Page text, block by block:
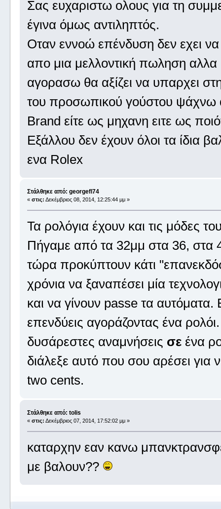
Σας ευχαριστω ολους για τη
έγινα όμως αντιληπτός.
Οταν εννοώ επένδυση δεν εχει
απο μια μελλοντική πωληση
αγορασω θα αξίζει να υπαρχει
του προσωπικού γούστου ψάχνω
Brand είτε ως μηχανη ειτε ως
Εξάλλου δεν έχουν όλοι τα ίδια
ενα Rolex
Στάλθηκε από: georgefl74
« στις: Δεκέμβριος 08, 2014, 12:25:44 μμ »
Τα ρολόγια έχουν και τις μόδες
Πήγαμε από τα 32μμ στα 36, στα
τώρα προκύπτουν κάτι
χρόνια να ξαναπέσει μία
και να γίνουν passe τα αυτόματα.
επενδύεις αγοράζοντας ένα
δυσάρεστες αναμνήσεις σεένα
διάλεξε αυτό που σου αρέσει για
two cents.
Στάλθηκε από: tolis
« στις: Δεκέμβριος 07, 2014, 17:52:02 μμ »
καταρχην εαν κανω
με βαλουν??